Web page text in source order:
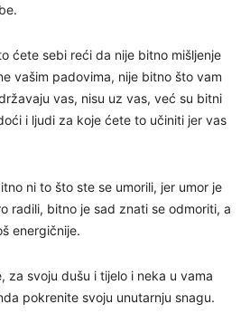
ćete sebi reći da nije bitno mišljenje
vašim padovima, nije bitno što vam
vas, nisu uz vas, već su bitni
i ljudi za koje ćete to učiniti jer vas
ni to što ste se umorili, jer umor je
radili, bitno je sad znati se odmoriti, a
energičnije.
za svoju dušu i tijelo i neka u vama
pokrenite svoju unutarnju snagu.